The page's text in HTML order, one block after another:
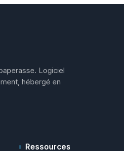
Logiciel
hébergé en
Ressources